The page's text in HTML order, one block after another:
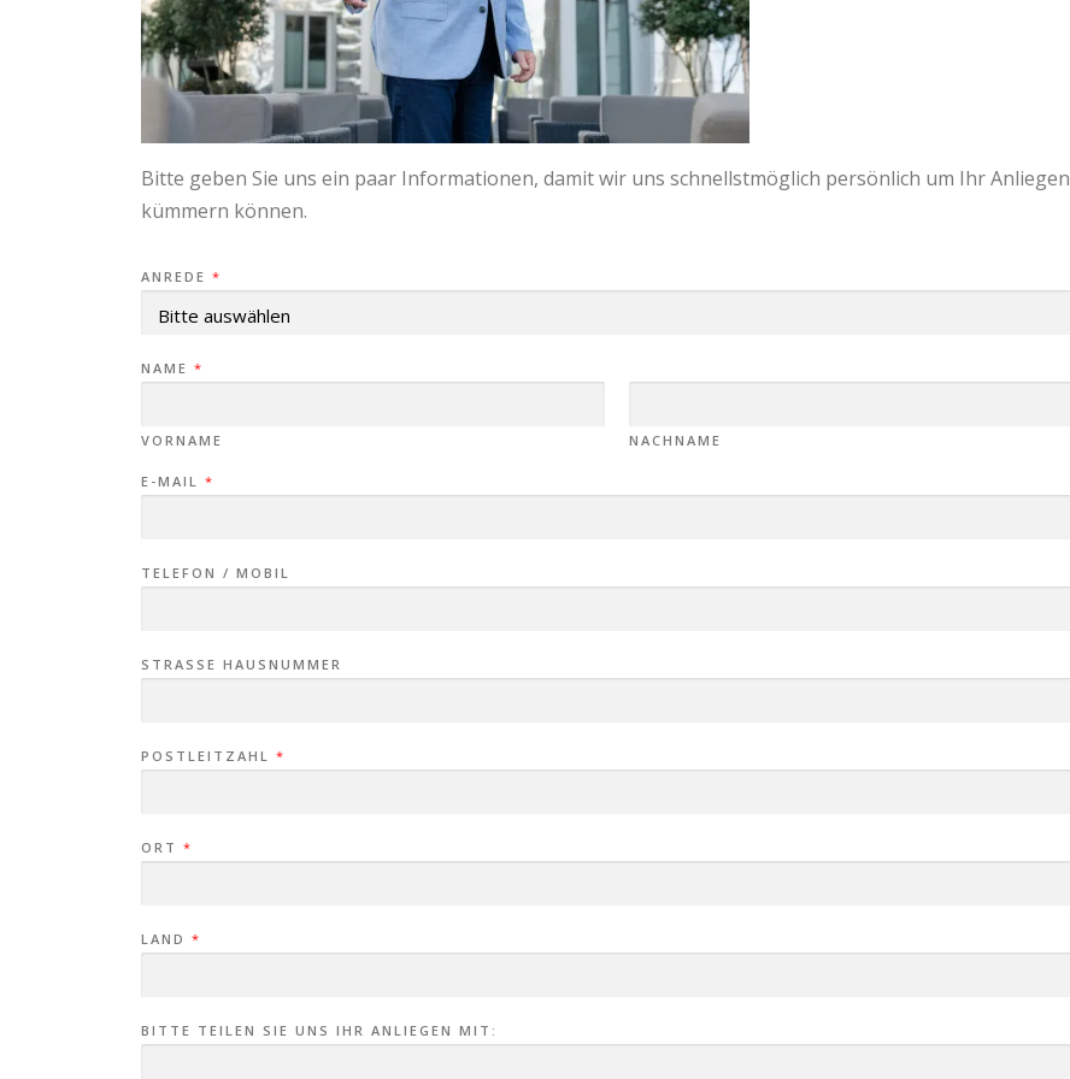
Bitte geben Sie uns ein paar Informationen, damit wir uns schnellstmöglich persönlich um Ihr Anliegen
kümmern können.
ANREDE *
NAME *
VORNAME NACHNAME
E-MAIL *
TELEFON / MOBIL
STRASSE HAUSNUMMER
POSTLEITZAHL *
ORT *
O
E
-
LAND *
BITTE TEILEN SIE UNS IHR ANLIEGEN MIT: